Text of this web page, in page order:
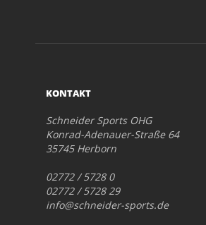
KONTAKT
Schneider Sports OHG
Konrad-Adenauer-Straße 64
35745 Herborn
02772 / 5728 0
02772 / 5728 29
info@schneider-sports.de